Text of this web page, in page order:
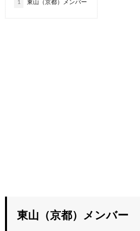
1 東山（京都）メンバー
東山（京都）メンバー